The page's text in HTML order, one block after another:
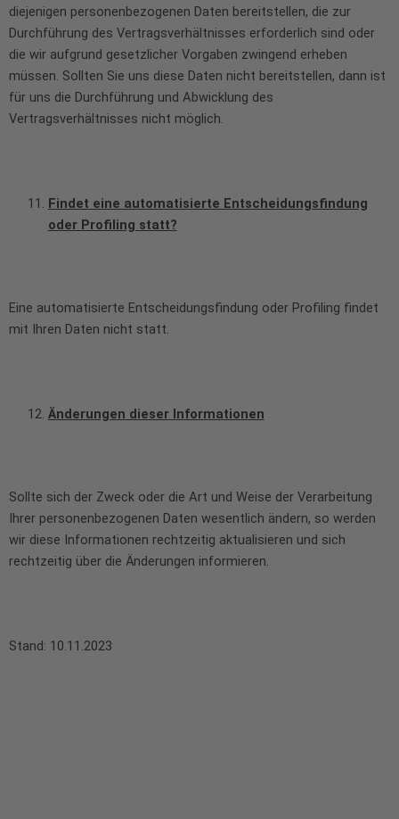
diejenigen personenbezogenen Daten bereitstellen, die zur
Durchführung des Vertragsverhältnisses erforderlich sind oder
die wir aufgrund gesetzlicher Vorgaben zwingend erheben
müssen. Sollten Sie uns diese Daten nicht bereitstellen, dann ist
für uns die Durchführung und Abwicklung des
Vertragsverhältnisses nicht möglich.
Findet eine automatisierte Entscheidungsfindung
oder Profiling statt?
Eine automatisierte Entscheidungsfindung oder Profiling findet
mit Ihren Daten nicht statt.
Änderungen dieser Informationen
Sollte sich der Zweck oder die Art und Weise der Verarbeitung
Ihrer personenbezogenen Daten wesentlich ändern, so werden
wir diese Informationen rechtzeitig aktualisieren und sich
rechtzeitig über die Änderungen informieren.
Stand: 10.11.2023